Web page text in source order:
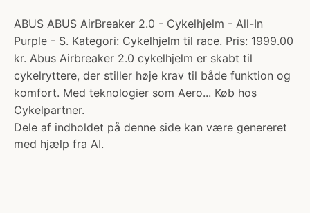
ABUS ABUS AirBreaker 2.0 - Cykelhjelm - All-In
Purple - S. Kategori: Cykelhjelm til race. Pris: 1999.00
kr. Abus Airbreaker 2.0 cykelhjelm er skabt til
cykelryttere, der stiller høje krav til både funktion og
komfort. Med teknologier som Aero... Køb hos
Cykelpartner.
Dele af indholdet på denne side kan være genereret
med hjælp fra AI.